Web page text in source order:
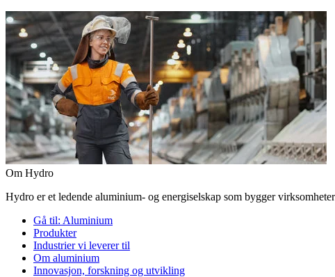
Om Hydro
Hydro er et ledende aluminium- og energiselskap som bygger
Gå til: Aluminium
Produkter
Industrier vi leverer til
Om aluminium
Innovasjon, forskning og utvikling